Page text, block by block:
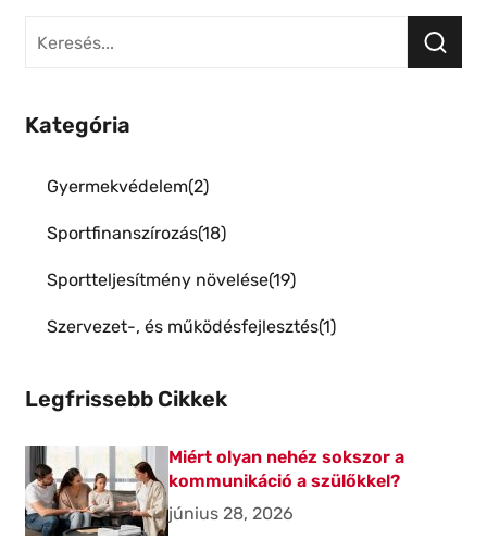
Kategória
Gyermekvédelem 2
Sportfinanszírozás 18
Sportteljesítmény növelése 19
Szervezet-, és működésfejlesztés 1
Legfrissebb Cikkek
Miért olyan nehéz sokszor a
kommunikáció a szülőkkel?
június 28, 2026